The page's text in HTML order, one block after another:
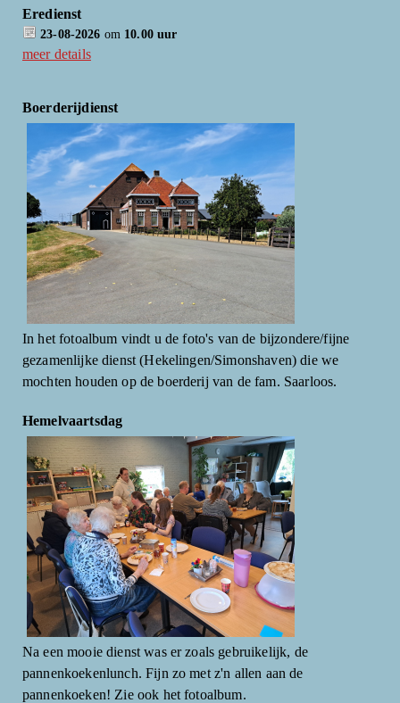
Eredienst
23-08-2026 om 10.00 uur
meer details
Boerderijdienst
In het fotoalbum vindt u de foto's van de bijzondere/fijne
gezamenlijke dienst (Hekelingen/Simonshaven) die we
mochten houden op de boerderij van de fam. Saarloos.
Hemelvaartsdag
Na een mooie dienst was er zoals gebruikelijk, de
pannenkoekenlunch. Fijn zo met z'n allen aan de
pannenkoeken! Zie ook het fotoalbum.